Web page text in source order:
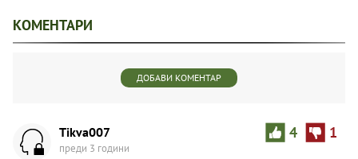
КОМЕНТАРИ
ДОБАВИ КОМЕНТАР
4 1
Tikva007
преди 3 години